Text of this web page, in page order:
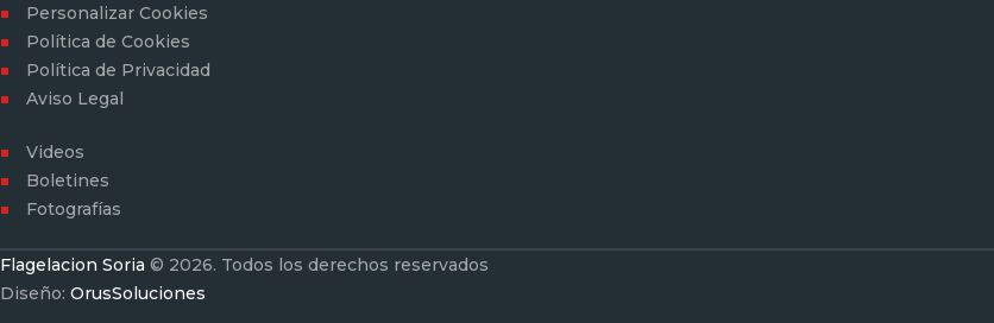
Personalizar Cookies
Política de Cookies
Política de Privacidad
Aviso Legal
Videos
Boletines
Fotografías
Flagelacion Soria © 2026. Todos los derechos reservados
Diseño: OrusSoluciones